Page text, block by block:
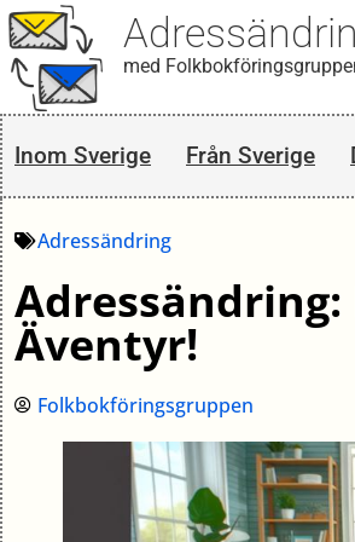
med
Inom Sverige Från Sverige
Adressändring
Äventyr!
Folkbokföringsgruppen